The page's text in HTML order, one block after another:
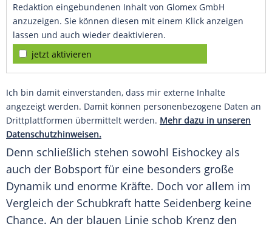
Redaktion eingebundenen Inhalt von Glomex GmbH
anzuzeigen. Sie können diesen mit einem Klick anzeigen
lassen und auch wieder deaktivieren.
jetzt aktivieren
Ich bin damit einverstanden, dass mir externe Inhalte
angezeigt werden. Damit können personenbezogene Daten an
Drittplattformen übermittelt werden. Mehr dazu in unseren
Datenschutzhinweisen.
Denn schließlich stehen sowohl Eishockey als
auch der Bobsport für eine besonders große
Dynamik und enorme Kräfte. Doch vor allem im
Vergleich der Schubkraft hatte Seidenberg keine
Chance. An der blauen Linie schob Krenz den